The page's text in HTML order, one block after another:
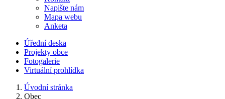
Napište nám
Mapa webu
Anketa
Úřední deska
Projekty obce
Fotogalerie
Virtuální prohlídka
Úvodní stránka
Obec